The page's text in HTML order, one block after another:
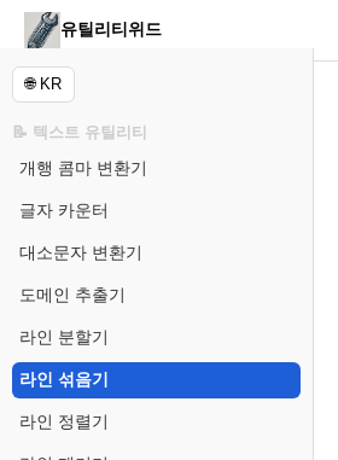
유틸리티위드
🌐 KR
📝 텍스트 유틸리티
개행 콤마 변환기
글자 카운터
대소문자 변환기
도메인 추출기
라인 분할기
라인 섞음기
라인 정렬기